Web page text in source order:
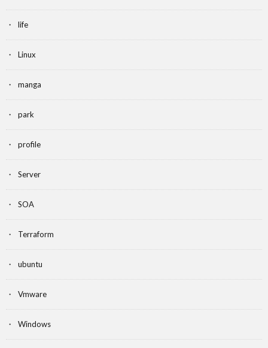
life
Linux
manga
park
profile
Server
SOA
Terraform
ubuntu
Vmware
Windows